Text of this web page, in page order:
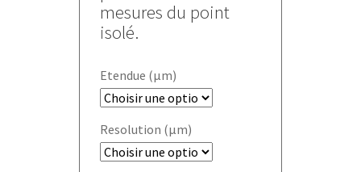
mesures du point
isolé.
Etendue (µm)
Resolution (µm)